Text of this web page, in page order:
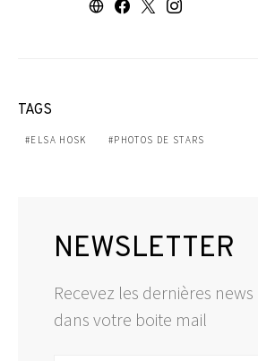
TAGS
ELSA HOSK PHOTOS DE STARS
NEWSLETTER
Recevez les dernières
dans votre boite mail